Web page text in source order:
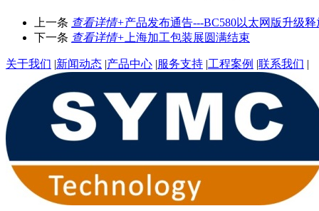
上一条 查看详情+产品发布通告---BC580以太网版升级释
下一条 查看详情+ 上海加工包装展圆满结束
关于我们 |新闻动态 |产品中心 |服务支持 |工程案例 |联系我们 |